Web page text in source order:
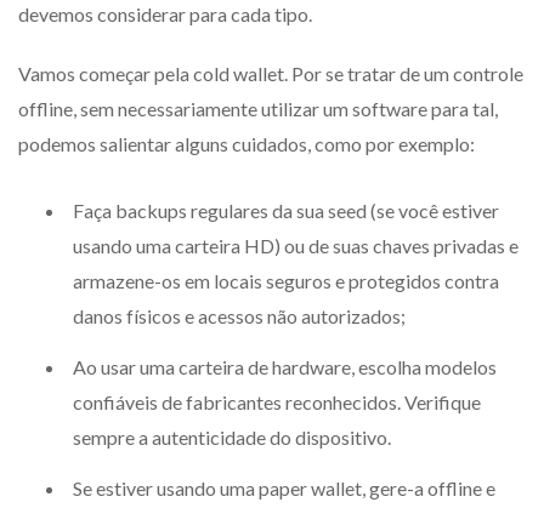
devemos considerar para cada tipo.
Vamos começar pela cold wallet. Por se tratar de um controle
offline, sem necessariamente utilizar um software para tal,
podemos salientar alguns cuidados, como por exemplo:
Faça backups regulares da sua seed (se você estiver
usando uma carteira HD) ou de suas chaves privadas e
armazene-os em locais seguros e protegidos contra
danos físicos e acessos não autorizados;
Ao usar uma carteira de hardware, escolha modelos
confiáveis de fabricantes reconhecidos. Verifique
sempre a autenticidade do dispositivo.
Se estiver usando uma paper wallet, gere-a offline e